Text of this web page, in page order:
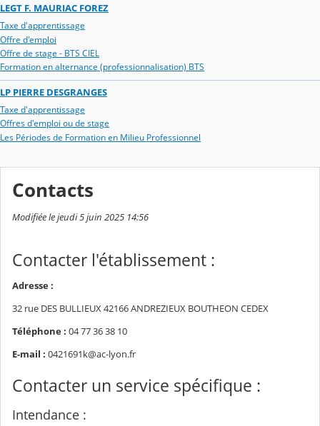
LEGT F. MAURIAC FOREZ
Taxe d'apprentissage
Offre d'emploi
Offre de stage - BTS CIEL
Formation en alternance (professionnalisation) BTS
LP PIERRE DESGRANGES
Taxe d'apprentissage
Offres d'emploi ou de stage
Les Périodes de Formation en Milieu Professionnel
Contacts
Modifiée le jeudi 5 juin 2025 14:56
Contacter l'établissement :
Adresse :
32 rue DES BULLIEUX 42166 ANDREZIEUX BOUTHEON CEDEX
Téléphone : 04 77 36 38 10
E-mail : 0421691k@ac-lyon.fr
Contacter un service spécifique :
Intendance :